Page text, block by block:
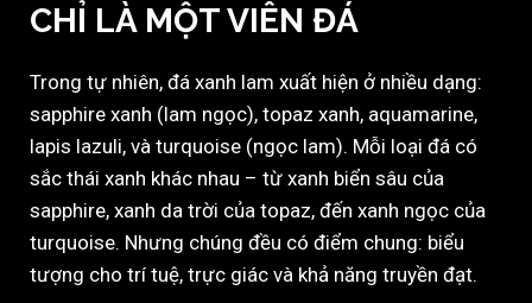
CHỈ LÀ MỘT VIÊN ĐÁ
Trong tự nhiên, đá xanh lam xuất hiện ở nhiều dạng:
sapphire xanh (lam ngọc), topaz xanh, aquamarine,
lapis lazuli, và turquoise (ngọc lam). Mỗi loại đá có
sắc thái xanh khác nhau – từ xanh biển sâu của
sapphire, xanh da trời của topaz, đến xanh ngọc của
turquoise. Nhưng chúng đều có điểm chung: biểu
tượng cho trí tuệ, trực giác và khả năng truyền đạt.